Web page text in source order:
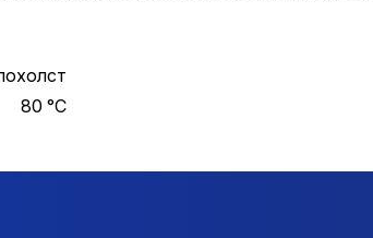
80 °С